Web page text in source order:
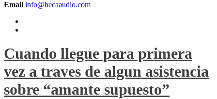
Email info@hecaaudio.com
Cuando llegue para primera
vez a traves de algun asistencia
sobre “amante supuesto”